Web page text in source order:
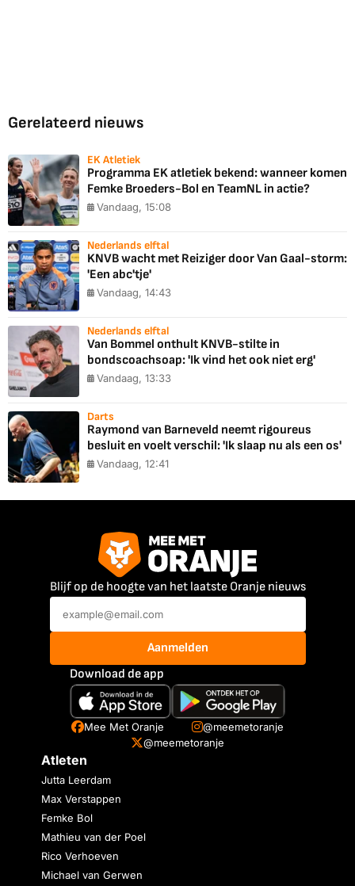
Gerelateerd nieuws
EK Atletiek
Programma EK atletiek bekend: wanneer komen
Femke Broeders-Bol en TeamNL in actie?
Vandaag, 15:08
Nederlands elftal
KNVB wacht met Reiziger door Van Gaal-storm:
'Een abc'tje'
Vandaag, 14:43
Nederlands elftal
Van Bommel onthult KNVB-stilte in
bondscoachsoap: 'Ik vind het ook niet erg'
Vandaag, 13:33
Darts
Raymond van Barneveld neemt rigoureus
besluit en voelt verschil: 'Ik slaap nu als een os'
Vandaag, 12:41
Blijf op de hoogte van het laatste Oranje nieuws
Aanmelden
Download de app
Mee Met Oranje
@meemetoranje
@meemetoranje
Atleten
Jutta Leerdam
Max Verstappen
Femke Bol
Mathieu van der Poel
Rico Verhoeven
Michael van Gerwen